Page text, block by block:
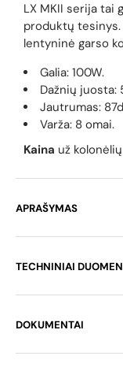
LX MKII serija tai
produktų
lentyninė garso
Galia: 100W.
Dažnių juosta:
Jautrumas:
Varža: 8 omai.
Kaina už
APRAŠYMAS
TECHNINIAI
DOKUMENTAI